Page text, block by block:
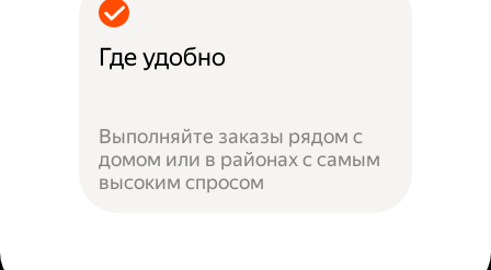
Где удобно
Выполняйте заказы рядом с
домом или в районах с самым
высоким спросом